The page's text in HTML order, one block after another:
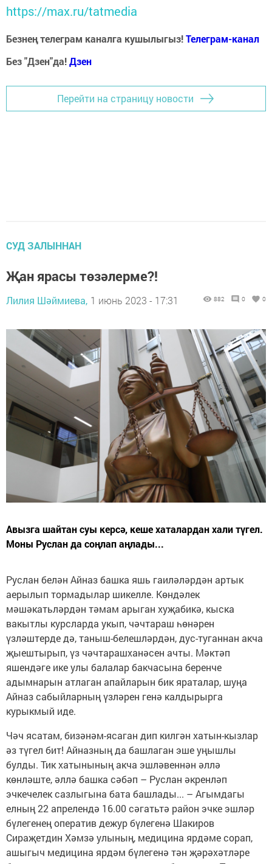
https://max.ru/tatmedia
Безнең телеграм каналга кушылыгыз!Телеграм-канал
Без "Дзен"да!Дзен
Перейти на страницу новости
СУД ЗАЛЫННАН
Җан ярасы төзәлерме?!
Лилия Шәймиева, 1 июнь 2023 - 17:31 882 0 0
Авызга шайтан суы керсә, кеше хаталардан хали түгел.
Моны Руслан да соңлап аңлады...
Руслан белән Айназ башка яшь гаиләләрдән артык
аерылып тормадылар шикелле. Көндәлек
мәшәкатьләрдән тәмам арыган хуҗабикә, кыска
вакытлы курсларда укып, чәчтараш һөнәрен
үзләштерде дә, таныш-белешләрдән, дус-туганнан акча
җыештырып, үз чәчтарашханәсен ачты. Мәктәп
яшендәге ике улы балалар бакчасына беренче
адымнарын атлаган апайларын бик яраталар, шуңа
Айназ сабыйларның үзләрен генә калдырырга
курыкмый иде.
Чәч ясатам, бизәнәм-ясаган дип килгән хатын-кызлар
әз түгел бит! Айназның да башлаган эше уңышлы
булды. Тик хатынының акча эшләвеннән әллә
көнләште, әллә башка сәбәп – Руслан әкренләп
эчкечелек сазлыгына бата башлады... – Агымдагы
елның 22 апрелендә 16.00 сәгатьтә район эчке эшләр
бүлегенең оператив дежур бүлегенә Шакиров
Сираҗетдин Хәмзә улының, медицина ярдәме сорап,
ашыгыч медицина ярдәм бүлегенә тән җәрәхәтләре